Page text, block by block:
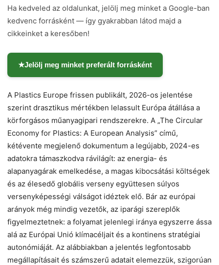
Ha kedveled az oldalunkat, jelölj meg minket a Google-ban
kedvenc forrásként — így gyakrabban látod majd a
cikkeinket a keresőben!
★Jelölj meg minket preferált forrásként
A Plastics Europe frissen publikált, 2026-os jelentése
szerint drasztikus mértékben lelassult Európa átállása a
körforgásos műanyagipari rendszerekre. A „The Circular
Economy for Plastics: A European Analysis” című,
kétévente megjelenő dokumentum a legújabb, 2024-es
adatokra támaszkodva rávilágít: az energia- és
alapanyagárak emelkedése, a magas kibocsátási költségek
és az élesedő globális verseny együttesen súlyos
versenyképességi válságot idéztek elő. Bár az európai
arányok még mindig vezetők, az iparági szereplők
figyelmeztetnek: a folyamat jelenlegi iránya egyszerre ássa
alá az Európai Unió klímacéljait és a kontinens stratégiai
autonómiáját. Az alábbiakban a jelentés legfontosabb
megállapításait és számszerű adatait elemezzük, szigorúan